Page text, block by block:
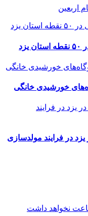
اربعین
خورشیدی خانگی
یزد در فرایند مولدسازی